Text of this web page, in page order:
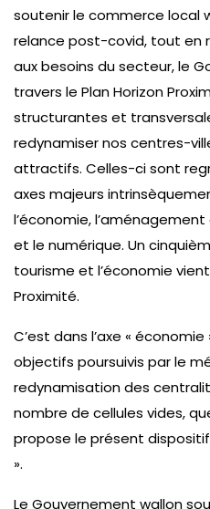
soutenir le commerce local
relance post-covid, tout en
aux besoins du secteur, le
travers le Plan Horizon
structurantes et
redynamiser nos centres-
attractifs. Celles-ci sont
axes majeurs
l’économie,
et le numérique. Un
tourisme et l’économie
Proximité.
C’est dans l’axe «
objectifs poursuivis par le
redynamisation des
nombre de cellules vides,
propose le présent
».
Le Gouvernement wallon